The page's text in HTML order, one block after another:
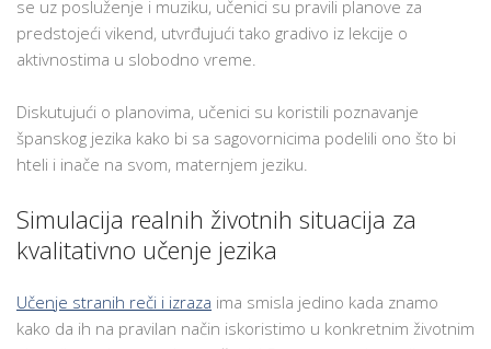
se uz posluženje i muziku, učenici su pravili planove za
predstojeći vikend, utvrđujući tako gradivo iz lekcije o
aktivnostima u slobodno vreme.
Diskutujući o planovima, učenici su koristili poznavanje
španskog jezika kako bi sa sagovornicima podelili ono što bi
hteli i inače na svom, maternjem jeziku.
Simulacija realnih životnih situacija za
kvalitativno učenje jezika
Učenje stranih reči i izraza ima smisla jedino kada znamo
kako da ih na pravilan način iskoristimo u konkretnim životnim